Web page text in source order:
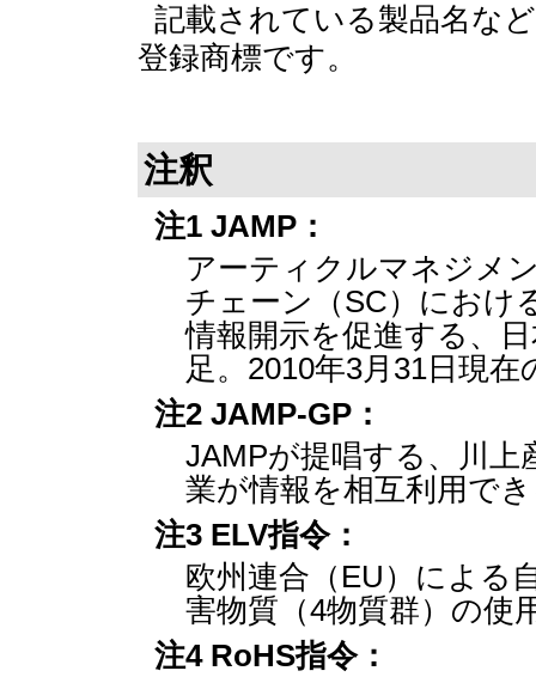
記載されている製品名な
登録商標です。
注釈
注1 JAMP：
アーティクルマネジメ
チェーン（SC）におけ
情報開示を促進する、
足。2010年3月31日現
注2 JAMP-GP：
JAMPが提唱する、川
業が情報を相互利用で
注3 ELV指令：
欧州連合（EU）による
害物質（4物質群）の使
注4 RoHS指令：